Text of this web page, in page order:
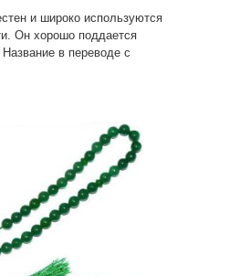
и широко используются
Он хорошо поддается
Название в переводе с